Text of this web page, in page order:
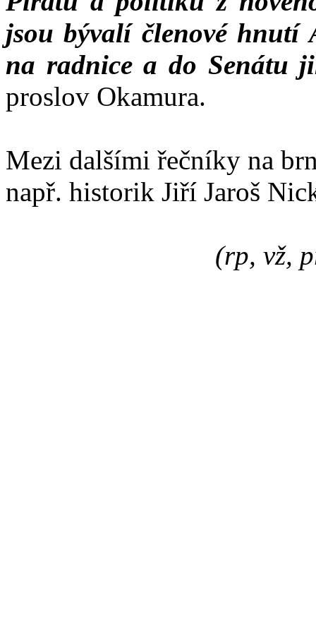
jsou bývalí členové
na radnice a do Senátu
proslov Okamura.
Mezi dalšími řečníky na
např. historik Jiří Jaroš
(rp, vž,